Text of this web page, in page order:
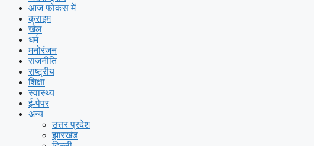
आज फोकस में
क्राइम
खेल
धर्म
मनोरंजन
राजनीति
राष्ट्रीय
शिक्षा
स्वास्थ्य
ई-पेपर
अन्य
उत्तर प्रदेश
झारखंड